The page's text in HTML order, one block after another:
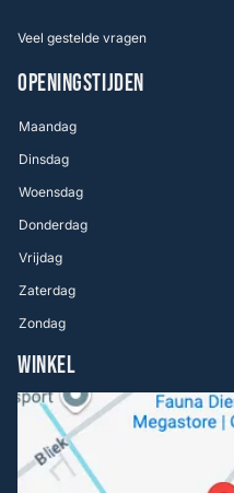
Veel gestelde vragen
OPENINGSTIJDEN
Maandag
Dinsdag
Woensdag
Donderdag
Vrijdag
Zaterdag
Zondag
WINKEL